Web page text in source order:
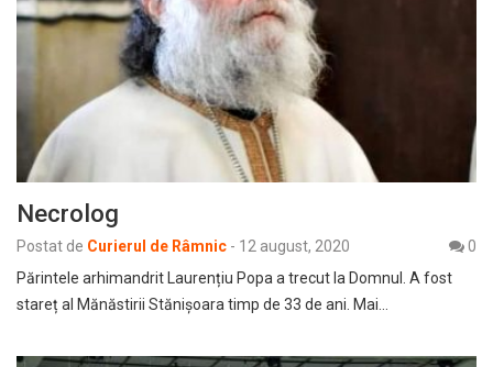
Necrolog
Postat de Curierul de Râmnic - 12 august, 2020
0
Părintele arhimandrit Laurențiu Popa a trecut la Domnul. A fost
stareț al Mănăstirii Stănișoara timp de 33 de ani. Mai…